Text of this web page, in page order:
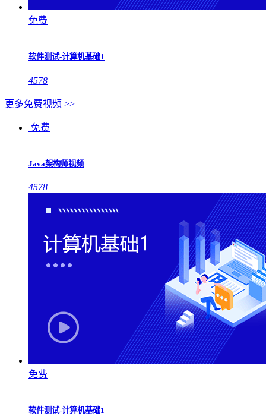
免费
软件测试-计算机基础1
4578
更多免费视频 >>
免费
Java架构师视频
4578
免费
软件测试-计算机基础1